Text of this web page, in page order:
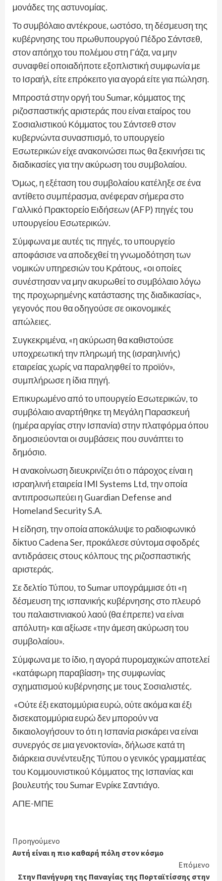
μονάδες της αστυνομίας.
Το συμβόλαιο αντέκρουε, ωστόσο, τη δέσμευση της
κυβέρνησης του πρωθυπουργού Πέδρο Σάντσεθ,
στον απόηχο του πολέμου στη Γάζα, να μην
συναφθεί οποιαδήποτε εξοπλιστική συμφωνία με
το Ισραήλ, είτε επρόκειτο για αγορά είτε για πώληση.
Μπροστά στην οργή του Sumar, κόμματος της
ριζοσπαστικής αριστεράς που είναι εταίρος του
Σοσιαλιστικού Κόμματος του Σάντσεθ στον
κυβερνώντα συνασπισμό, το υπουργείο
Εσωτερικών είχε ανακοινώσει πως θα ξεκινήσει τις
διαδικασίες για την ακύρωση του συμβολαίου.
Όμως, η εξέταση του συμβολαίου κατέληξε σε ένα
αντίθετο συμπέρασμα, ανέφεραν σήμερα στο
Γαλλικό Πρακτορείο Ειδήσεων (AFP) πηγές του
υπουργείου Εσωτερικών.
Σύμφωνα με αυτές τις πηγές, το υπουργείο
αποφάσισε να αποδεχθεί τη γνωμοδότηση των
νομικών υπηρεσιών του Κράτους, «οι οποίες
συνέστησαν να μην ακυρωθεί το συμβόλαιο λόγω
της προχωρημένης κατάστασης της διαδικασίας»,
γεγονός που θα οδηγούσε σε οικονομικές
απώλειες.
Συγκεκριμένα, «η ακύρωση θα καθιστούσε
υποχρεωτική την πληρωμή της (ισραηλινής)
εταιρείας χωρίς να παραληφθεί το προϊόν»,
συμπλήρωσε η ίδια πηγή.
Επικυρωμένο από το υπουργείο Εσωτερικών, το
συμβόλαιο αναρτήθηκε τη Μεγάλη Παρασκευή
(ημέρα αργίας στην Ισπανία) στην πλατφόρμα όπου
δημοσιεύονται οι συμβάσεις που συνάπτει το
δημόσιο.
Η ανακοίνωση διευκρινίζει ότι ο πάροχος είναι η
ισραηλινή εταιρεία IMI Systems Ltd, την οποία
αντιπροσωπεύει η Guardian Defense and
Homeland Security S.A.
Η είδηση, την οποία αποκάλυψε το ραδιοφωνικό
δίκτυο Cadena Ser, προκάλεσε σύντομα σφοδρές
αντιδράσεις στους κόλπους της ριζοσπαστικής
αριστεράς.
Σε δελτίο Τύπου, το Sumar υπογράμμισε ότι «η
δέσμευση της ισπανικής κυβέρνησης στο πλευρό
του παλαιστινιακού λαού (θα έπρεπε) να είναι
απόλυτη» και αξίωσε «την άμεση ακύρωση του
συμβολαίου».
Σύμφωνα με το ίδιο, η αγορά πυρομαχικών αποτελεί
«κατάφωρη παραβίαση» της συμφωνίας
σχηματισμού κυβέρνησης με τους Σοσιαλιστές.
«Ούτε έξι εκατομμύρια ευρώ, ούτε ακόμα και έξι
δισεκατομμύρια ευρώ δεν μπορούν να
δικαιολογήσουν το ότι η Ισπανία ρισκάρει να είναι
συνεργός σε μια γενοκτονία», δήλωσε κατά τη
διάρκεια συνέντευξης Τύπου ο γενικός γραμματέας
του Κομμουνιστικού Κόμματος της Ισπανίας και
βουλευτής του Sumar Ενρίκε Σαντιάγο.
ΑΠΕ-ΜΠΕ
Continue
Reading
Προηγούμενο
Αυτή είναι η πιο καθαρή πόλη στον κόσμο
Επόμενο
Στην Πανήγυρη της Παναγίας της Πορταϊτίσσης στην